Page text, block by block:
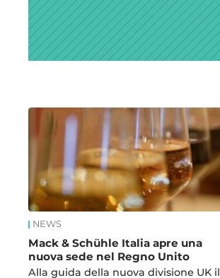
News
NEWS
Mack & Schühle Italia apre una
nuova sede nel Regno Unito
Alla guida della nuova divisione UK il